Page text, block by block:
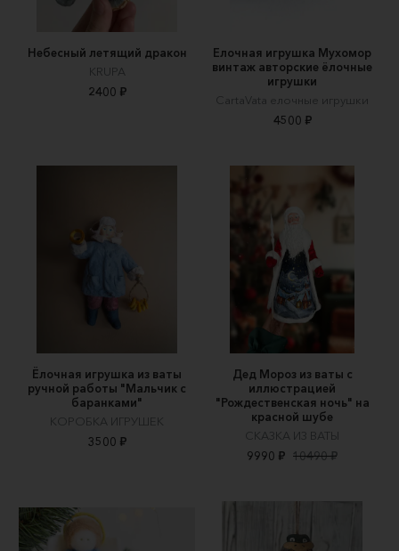
Небесный летящий дракон
KRUPA
2400 ₽
Елочная игрушка Мухомор
винтаж авторские ёлочные
игрушки
CartaVata елочные игрушки
4500 ₽
Ёлочная игрушка из ваты
ручной работы "Мальчик с
баранками"
КОРОБКА ИГРУШЕК
3500 ₽
Дед Мороз из ваты с
иллюстрацией
"Рождественская ночь" на
красной шубе
СКАЗКА ИЗ ВАТЫ
9990 ₽ 10490 ₽